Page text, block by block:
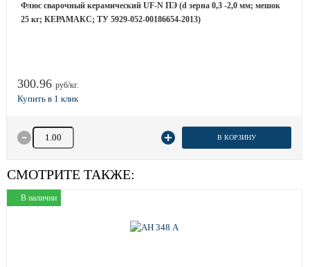
Флюс сварочный керамический UF-N ПЭ (d зерна 0,3 -2,0 мм; мешок
25 кг; КЕРАМАКС; ТУ 5929-052-00186654-2013)
300.96 руб/кг.
Количество товара В КОРЗИНУ
СМОТРИТЕ ТАКЖЕ:
В наличии